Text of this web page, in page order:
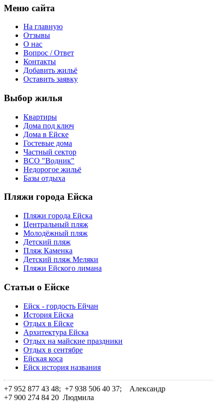
Меню сайта
На главную
Отзывы
О нас
Вопрос / Ответ
Контакты
Добавить жильё
Оставить заявку
Выбор жилья
Квартиры
Дома под ключ
Дома в Ейске
Гостевые дома
Частный сектор
ВСО "Водник"
Недорогое жильё
Базы отдыха
Пляжи города Ейска
Пляжи города Ейска
Центральный пляж
Молодёжный пляж
Детский пляж
Пляж Каменка
Детский пляж Меляки
Пляжи Ейского лимана
Статьи о Ейске
Ейск - гордость Ейчан
История Ейска
Отдых в Ейске
Архитектура Ейска
Отдых на майские праздники
Отдых в сентябре
Ейская коса
Ейск история названия
+7 952 877 43 48; +7 938 506 40 37; Александр
+7 900 274 84 20 Людмила